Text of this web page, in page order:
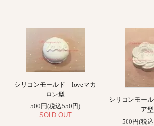
シリコンモールド loveマカ
ロン型
500円(税込550円)
SOLD OUT
シリコンモー
ア型
500円(税